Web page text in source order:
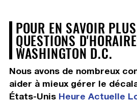
POUR EN SAVOIR
QUESTIONS
WASHINGTON D.C.
Nous avons de nombreux
aider à mieux gérer le
États-Unis Heure Actuelle